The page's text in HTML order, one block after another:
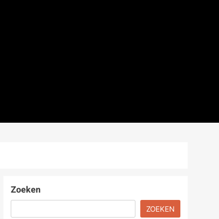
Zoeken
ZOEKEN